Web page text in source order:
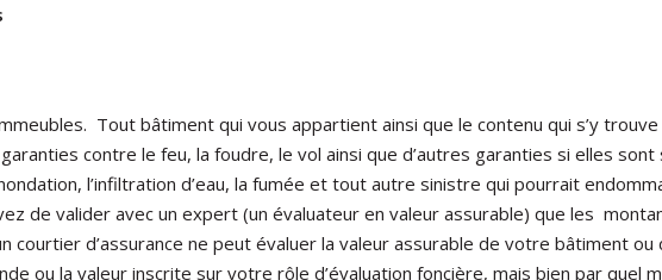
Tout bâtiment qui vous appartient ainsi que le contenu qui s’y
contre le feu, la foudre, le vol ainsi que d’autres garanties si elles sont
l’infiltration d’eau, la fumée et tout autre sinistre qui pourrait
de valider avec un expert (un évaluateur en valeur assurable) que les
d’assurance ne peut évaluer la valeur assurable de votre bâtiment
ou la valeur inscrite sur votre rôle d’évaluation foncière, mais bien par quel